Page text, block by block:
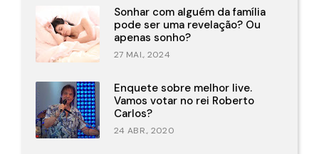
Sonhar com alguém da família
pode ser uma revelação? Ou
apenas sonho?
27 MAI., 2024
Enquete sobre melhor live.
Vamos votar no rei Roberto
Carlos?
24 ABR., 2020